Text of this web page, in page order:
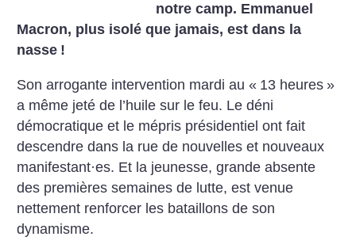
notre camp. Emmanuel
Macron, plus isolé que jamais, est dans la
nasse !
Son arrogante intervention mardi au « 13 heures »
a même jeté de l’huile sur le feu. Le déni
démocratique et le mépris présidentiel ont fait
descendre dans la rue de nouvelles et nouveaux
manifestant·es. Et la jeunesse, grande absente
des premières semaines de lutte, est venue
nettement renforcer les bataillons de son
dynamisme.